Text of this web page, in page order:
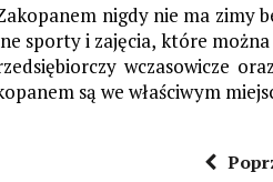
nigdy nie ma zimy
sporty i zajęcia, które
wczasowicze
są we właściwym